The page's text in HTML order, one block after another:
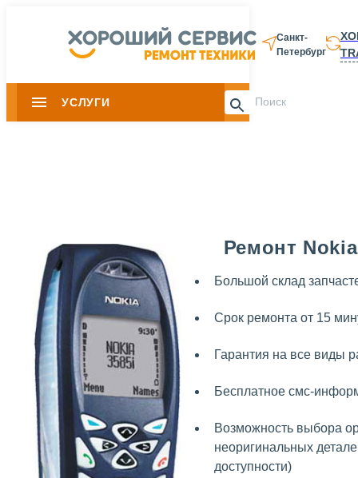
Санкт-
Петербург
УСЛУГИ 8 812 337-
Ремонт
Большой склад
Срок ремонта от 15
Гарантия на все виды
Бесплатное смс-
Возможность выбора
неоригинальных
доступности)